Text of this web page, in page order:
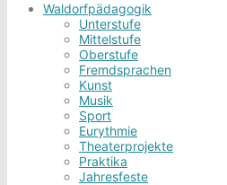
Waldorfpädagogik
Unterstufe
Mittelstufe
Oberstufe
Fremdsprachen
Kunst
Musik
Sport
Eurythmie
Theaterprojekte
Praktika
Jahresfeste